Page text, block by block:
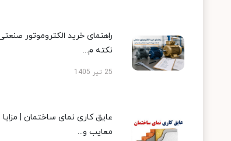
نکته م...
25 تیر 1405
عایق کاری نمای ساختمان | مزایا
معایب و...